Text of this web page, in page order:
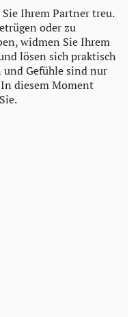
Ihrem Partner treu.
oder zu
widmen Sie Ihrem
lösen sich praktisch
Gefühle sind nur
diesem Moment